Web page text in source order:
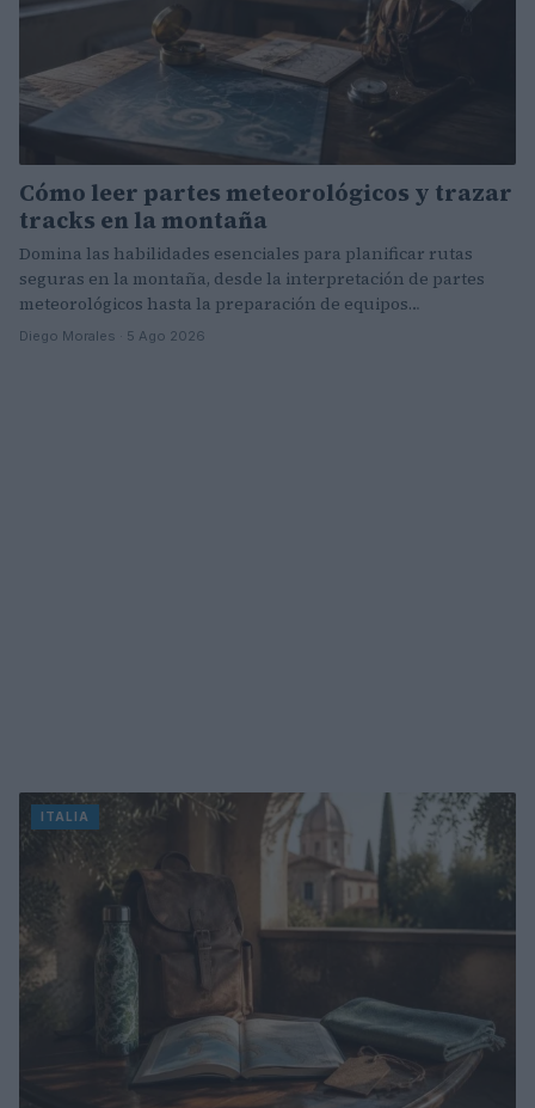
Cómo leer partes meteorológicos y trazar
tracks en la montaña
Domina las habilidades esenciales para planificar rutas
seguras en la montaña, desde la interpretación de partes
meteorológicos hasta la preparación de equipos…
Diego Morales · 5 Ago 2026
ITALIA